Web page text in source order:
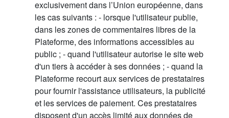
exclusivement dans l’Union européenne, dans
les cas suivants : - lorsque l'utilisateur publie,
dans les zones de commentaires libres de la
Plateforme, des informations accessibles au
public ; - quand l'utilisateur autorise le site web
d'un tiers à accéder à ses données ; - quand la
Plateforme recourt aux services de prestataires
pour fournir l'assistance utilisateurs, la publicité
et les services de paiement. Ces prestataires
disposent d'un accès limité aux données de